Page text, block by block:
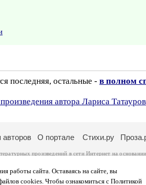
последняя, остальные - в полном
автора Лариса
работы сайта. Оставаясь на сайте, вы
cookies. Чтобы ознакомиться с Политикой
О портале Стихи.ру
произведений в сети Интернет на
возможна только с согласия его автора, к
законодательства
посмотреть более подробнуюинформацию о